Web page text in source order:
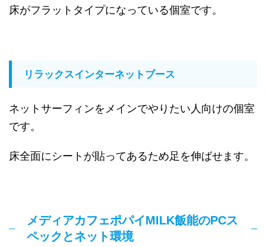
床がフラットタイプになっている個室です。
リラックスインターネットブース
ネットサーフィンをメインでやりたい人向けの個室
です。
床全面にシートが貼ってあるため足を伸ばせます。
メディアカフェポパイMILK飯能のPCス
ペックとネット環境